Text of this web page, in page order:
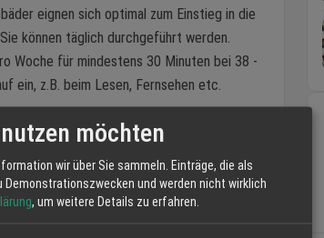
eignen sich optimal zum Einstieg in die
können täglich durchgeführt werden.
Woche für mindestens 30 Minuten bei 38 -
ein, z.B. beim Lesen, Fernsehen etc.
750 g Meine Base = 15 Vollbäder oder 100
möchten
wir über Sie sammeln. Einträge, die als
und werden nicht wirklich
, um weitere Details zu erfahren.